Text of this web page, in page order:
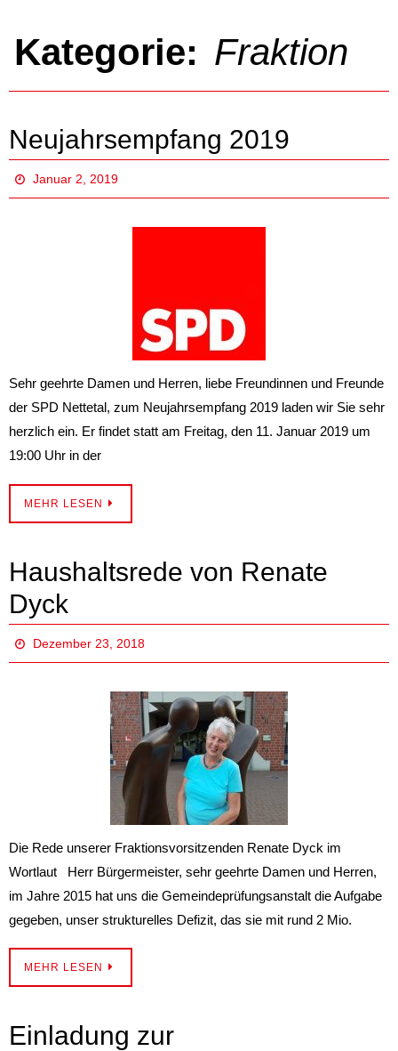
Kategorie: Fraktion
Neujahrsempfang 2019
Januar 2, 2019
Sehr geehrte Damen und Herren, liebe Freundinnen und Freunde
der SPD Nettetal, zum Neujahrsempfang 2019 laden wir Sie sehr
herzlich ein. Er findet statt am Freitag, den 11. Januar 2019 um
19:00 Uhr in der
MEHR LESEN
Haushaltsrede von Renate
Dyck
Dezember 23, 2018
Die Rede unserer Fraktionsvorsitzenden Renate Dyck im
Wortlaut Herr Bürgermeister, sehr geehrte Damen und Herren,
im Jahre 2015 hat uns die Gemeindeprüfungsanstalt die Aufgabe
gegeben, unser strukturelles Defizit, das sie mit rund 2 Mio.
MEHR LESEN
Einladung zur